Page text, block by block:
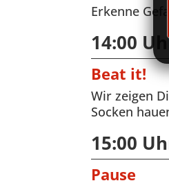
Erkenne
14:00
Beat it!
Wir zeigen
Socken
15:00
Pause